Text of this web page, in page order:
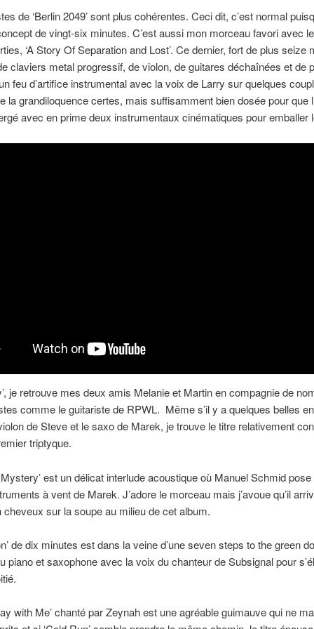
de ‘Berlin 2049’ sont plus cohérentes. Ceci dit, c’est normal
de vingt-six minutes. C’est aussi mon morceau favori avec
‘A Story Of Separation and Lost’. Ce dernier, fort de plus seize
claviers metal progressif, de violon, de guitares déchaînées et de
feu d’artifice instrumental avec la voix de Larry sur quelques
la grandiloquence certes, mais suffisamment bien dosée pour que
avec en prime deux instrumentaux cinématiques pour emballer
je retrouve mes deux amis Melanie et Martin en compagnie de
comme le guitariste de RPWL. Même s’il y a quelques belles
de Steve et le saxo de Marek, je trouve le titre relativement
triptyque.
Mystery’ est un délicat interlude acoustique où Manuel Schmid
à vent de Marek. J’adore le morceau mais j’avoue qu’il
sur la soupe au milieu de cet album.
de dix minutes est dans la veine d’une seven steps to the green
piano et saxophone avec la voix du chanteur de Subsignal pour
with Me’ chanté par Zeynah est une agréable guimauve qui ne